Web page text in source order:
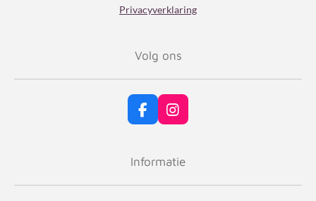
Privacyverklaring
Volg ons
F
a
e
b
o
I
n
t
a
g
Informatie